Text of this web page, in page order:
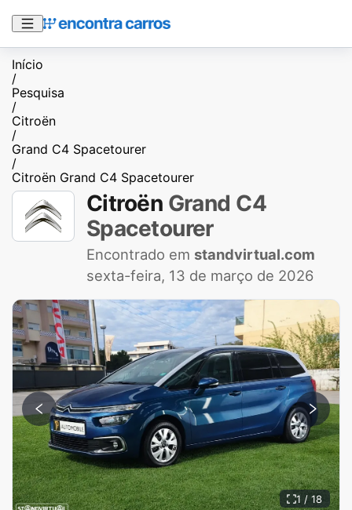
Início
/
Pesquisa
/
Citroën
/
Grand C4 Spacetourer
/
Citroën Grand C4 Spacetourer
Citroën Grand C4
Spacetourer
Encontrado em standvirtual.com
sexta-feira, 13 de março de 2026
1 / 18